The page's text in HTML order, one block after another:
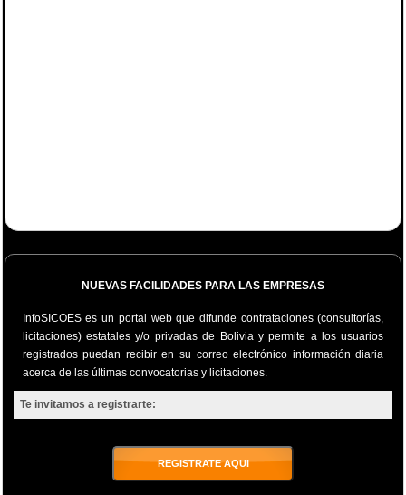
NUEVAS FACILIDADES PARA LAS EMPRESAS
InfoSICOES es un portal web que difunde contrataciones (consultorías,
licitaciones) estatales y/o privadas de Bolivia y permite a los usuarios
registrados puedan recibir en su correo electrónico información diaria
acerca de las últimas convocatorias y licitaciones.
Te invitamos a registrarte:
REGISTRATE AQUI